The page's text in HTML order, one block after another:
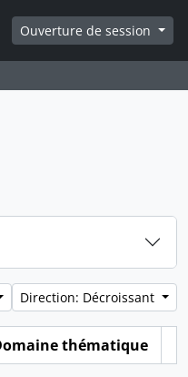
rapides
Ouverture de session
Direction: Décroissant
thématique